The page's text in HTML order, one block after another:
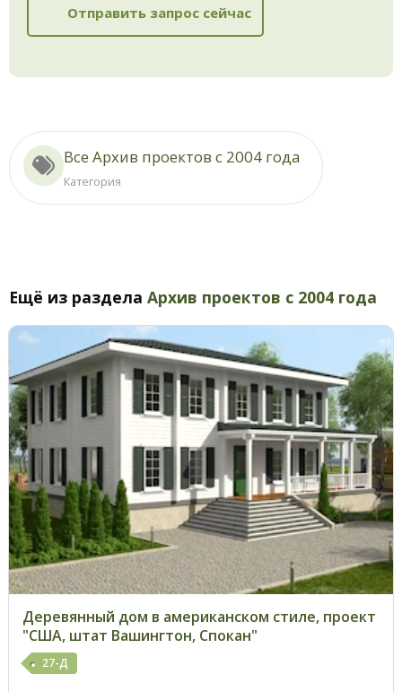
Отправить запрос сейчас
Все Архив проектов с 2004 года
Категория
Ещё из раздела Архив проектов с 2004 года
Деревянный дом в американском стиле, проект
"США, штат Вашингтон, Спокан"
27-Д